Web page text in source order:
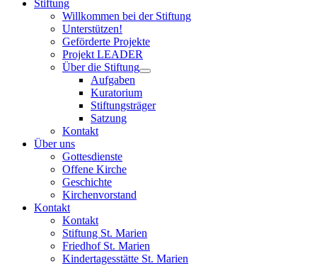
Stiftung
Willkommen bei der Stiftung
Unterstützen!
Geförderte Projekte
Projekt LEADER
Über die Stiftung
Aufgaben
Kuratorium
Stiftungsträger
Satzung
Kontakt
Über uns
Gottesdienste
Offene Kirche
Geschichte
Kirchenvorstand
Kontakt
Kontakt
Stiftung St. Marien
Friedhof St. Marien
Kindertagesstätte St. Marien